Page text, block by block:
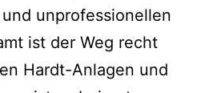
unprofessionellen
ist der Weg recht
Hardt-Anlagen und